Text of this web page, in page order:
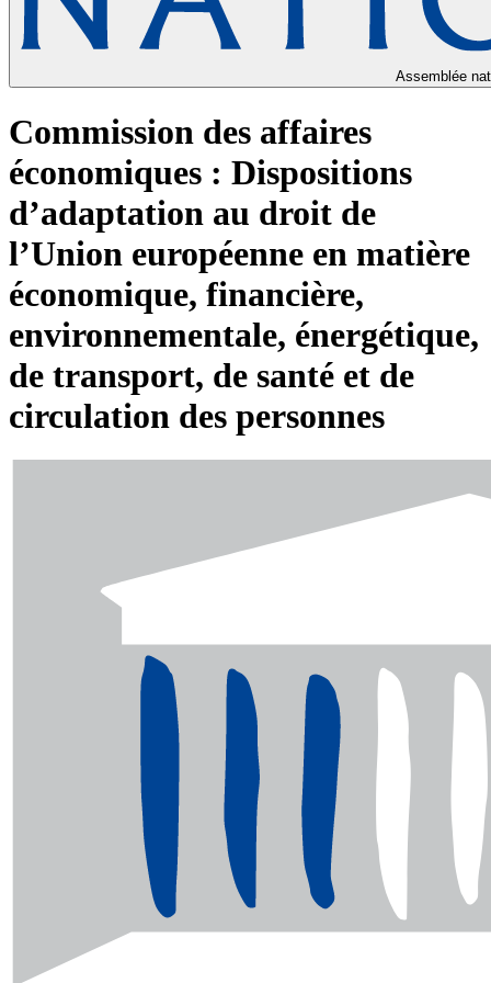
Assemblée
Commission des affaires
économiques : Dispositions
d’adaptation au droit de
l’Union européenne en matière
économique, financière,
environnementale, énergétique,
de transport, de santé et de
circulation des personnes